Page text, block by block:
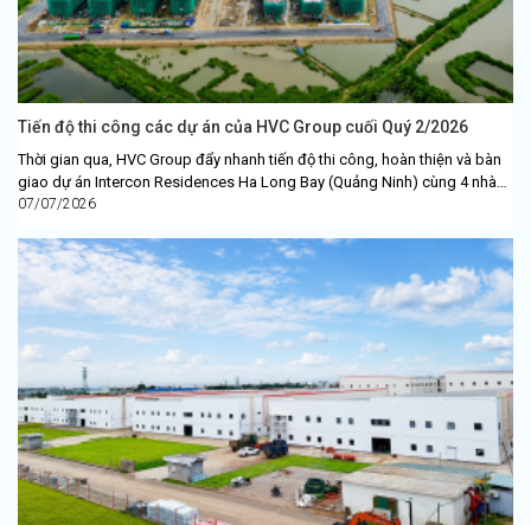
Tiến độ thi công các dự án của HVC Group cuối Quý 2/2026
Thời gian qua, HVC Group đẩy nhanh tiến độ thi công, hoàn thiện và bàn
giao dự án Intercon Residences Ha Long Bay (Quảng Ninh) cùng 4 nhà
xưởng công...
07/07/2026